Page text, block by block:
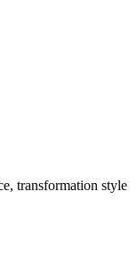
transformation style